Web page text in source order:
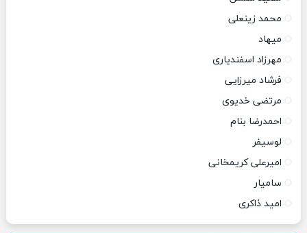
محمد زینعلی
میهاد
مهرزاد اسفندیاری
فرشاد میرزایی
مرتضی خدیوی
احمدرضا بنام
لوسیفر
امیرعلی کریمخانی
سامیار
امید ذاکری